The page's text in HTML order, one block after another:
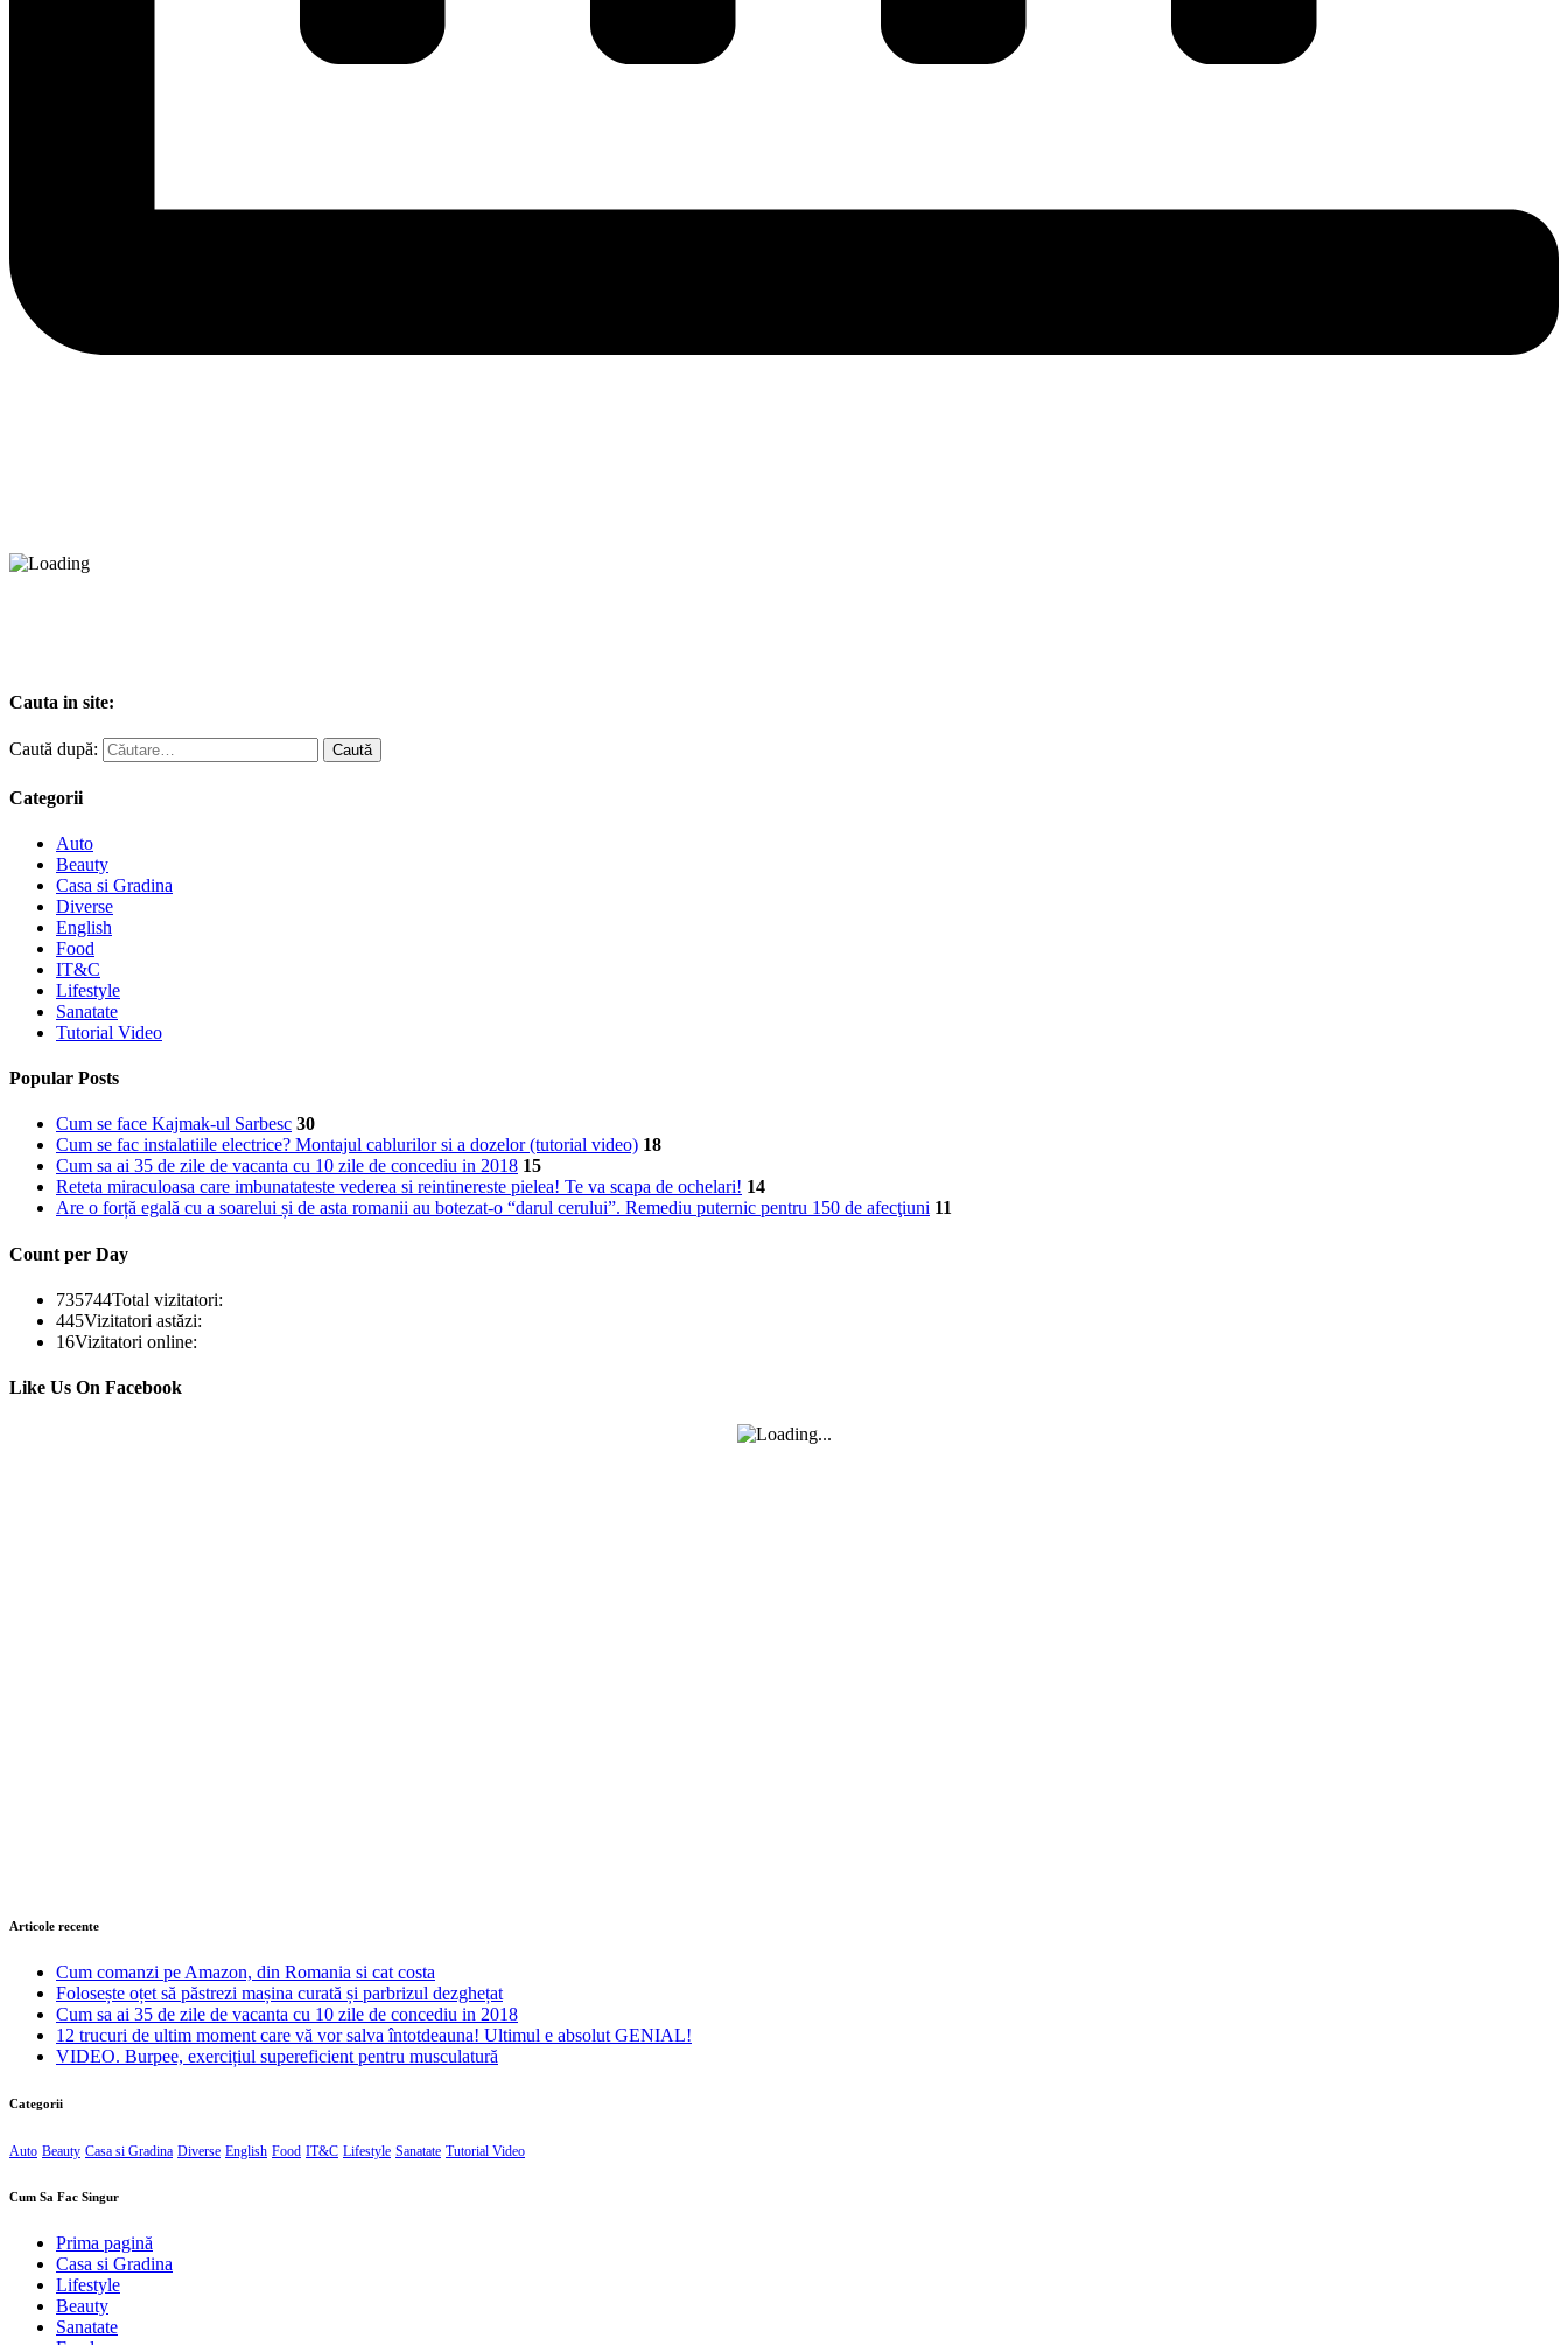
Cauta in site:
Caută după:
Categorii
Auto
Beauty
Casa si Gradina
Diverse
English
Food
IT&C
Lifestyle
Sanatate
Tutorial Video
Popular Posts
Cum se face Kajmak-ul Sarbesc 30
Cum se fac instalatiile electrice? Montajul cablurilor si a dozelor (tutorial video) 18
Cum sa ai 35 de zile de vacanta cu 10 zile de concediu in 2018 15
Reteta miraculoasa care imbunatateste vederea si reintinereste pielea! Te va scapa de ochelari! 14
Are o forță egală cu a soarelui și de asta romanii au botezat-o “darul cerului”. Remediu puternic pentru 150 de afecţiuni 11
Count per Day
735744Total vizitatori:
445Vizitatori astăzi:
16Vizitatori online:
Like Us On Facebook
Articole recente
Cum comanzi pe Amazon, din Romania si cat costa
Folosește oțet să păstrezi mașina curată și parbrizul dezghețat
Cum sa ai 35 de zile de vacanta cu 10 zile de concediu in 2018
12 trucuri de ultim moment care vă vor salva întotdeauna! Ultimul e absolut GENIAL!
VIDEO. Burpee, exercițiul supereficient pentru musculatură
Categorii
Auto Beauty Casa si Gradina Diverse English Food IT&C Lifestyle Sanatate Tutorial Video
Cum Sa Fac Singur
Prima pagină
Casa si Gradina
Lifestyle
Beauty
Sanatate